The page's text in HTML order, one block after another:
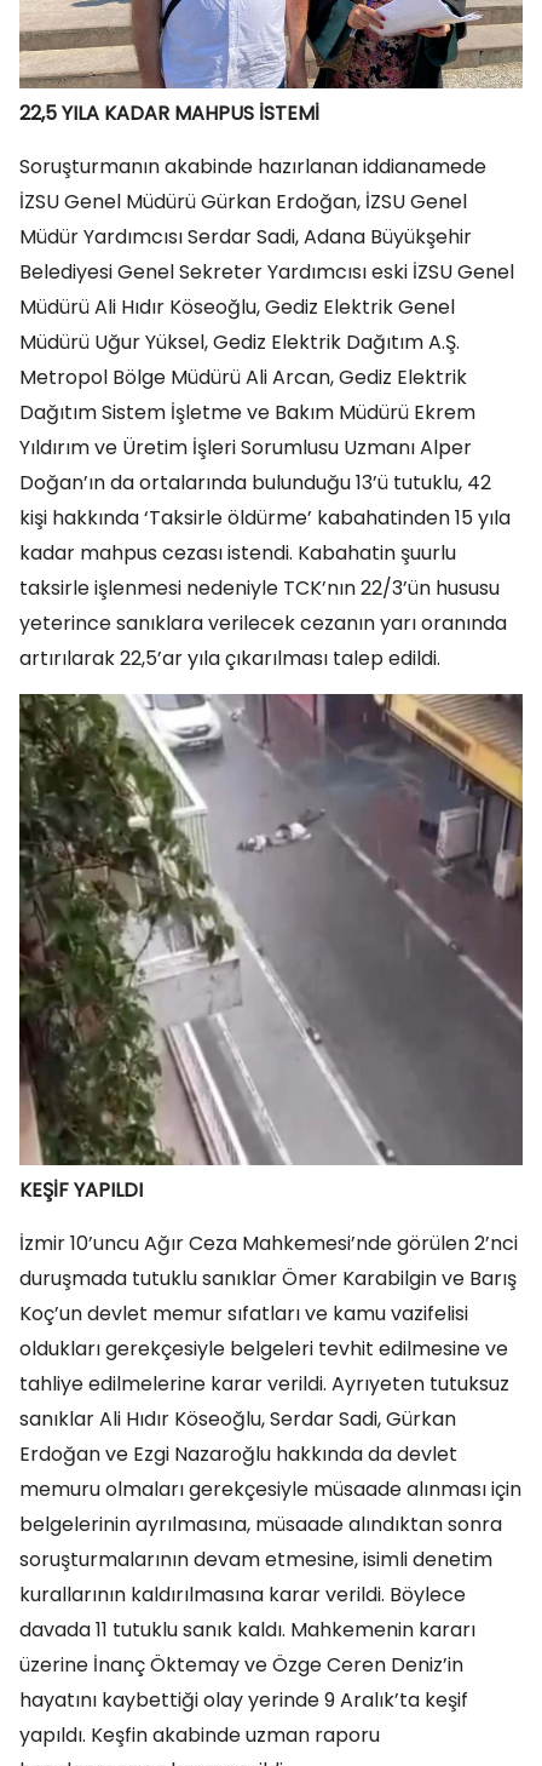
22,5 YILA KADAR MAHPUS İSTEMİ
Soruşturmanın akabinde hazırlanan iddianamede
İZSU Genel Müdürü Gürkan Erdoğan, İZSU Genel
Müdür Yardımcısı Serdar Sadi, Adana Büyükşehir
Belediyesi Genel Sekreter Yardımcısı eski İZSU Genel
Müdürü Ali Hıdır Köseoğlu, Gediz Elektrik Genel
Müdürü Uğur Yüksel, Gediz Elektrik Dağıtım A.Ş.
Metropol Bölge Müdürü Ali Arcan, Gediz Elektrik
Dağıtım Sistem İşletme ve Bakım Müdürü Ekrem
Yıldırım ve Üretim İşleri Sorumlusu Uzmanı Alper
Doğan’ın da ortalarında bulunduğu 13’ü tutuklu, 42
kişi hakkında ‘Taksirle öldürme’ kabahatinden 15 yıla
kadar mahpus cezası istendi. Kabahatin şuurlu
taksirle işlenmesi nedeniyle TCK’nın 22/3’ün hususu
yeterince sanıklara verilecek cezanın yarı oranında
artırılarak 22,5’ar yıla çıkarılması talep edildi.
KEŞİF YAPILDI
İzmir 10’uncu Ağır Ceza Mahkemesi’nde görülen 2’nci
duruşmada tutuklu sanıklar Ömer Karabilgin ve Barış
Koç’un devlet memur sıfatları ve kamu vazifelisi
oldukları gerekçesiyle belgeleri tevhit edilmesine ve
tahliye edilmelerine karar verildi. Ayrıyeten tutuksuz
sanıklar Ali Hıdır Köseoğlu, Serdar Sadi, Gürkan
Erdoğan ve Ezgi Nazaroğlu hakkında da devlet
memuru olmaları gerekçesiyle müsaade alınması için
belgelerinin ayrılmasına, müsaade alındıktan sonra
soruşturmalarının devam etmesine, isimli denetim
kurallarının kaldırılmasına karar verildi. Böylece
davada 11 tutuklu sanık kaldı. Mahkemenin kararı
üzerine İnanç Öktemay ve Özge Ceren Deniz’in
hayatını kaybettiği olay yerinde 9 Aralık’ta keşif
yapıldı. Keşfin akabinde uzman raporu